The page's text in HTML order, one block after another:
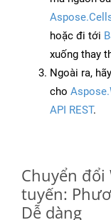
hoặc đi tới
xuống thay
Ngoài ra,
cho
API REST.
Chuyển đổi
tuyến:
Dễ dàng